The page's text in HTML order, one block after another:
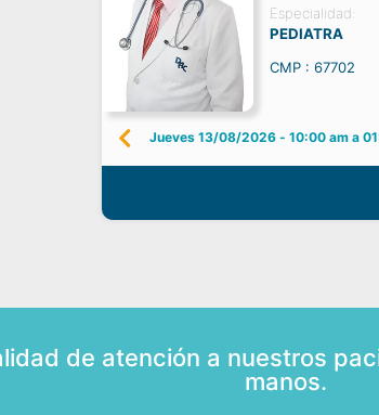
Especialidad:
PEDIATRA
CMP : 67702
Jueves 13/08/2026- 10:00 am a
de atención a nuestros
manos.